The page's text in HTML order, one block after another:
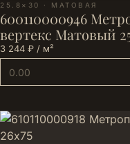
25.8×30 · МАТОВАЯ
600110000946
вертекс Матовый
3 244 ₽ / м²